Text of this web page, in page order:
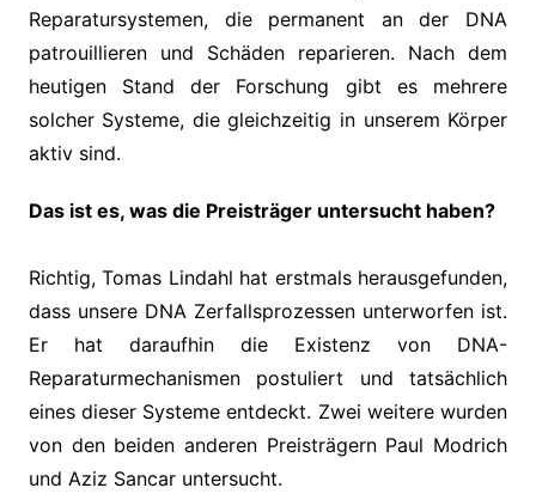
Reparatursystemen, die permanent an der DNA
patrouillieren und Schäden reparieren. Nach dem
heutigen Stand der Forschung gibt es mehrere
solcher Systeme, die gleichzeitig in unserem Körper
aktiv sind.
Das ist es, was die Preisträger untersucht haben?
Richtig, Tomas Lindahl hat erstmals herausgefunden,
dass unsere DNA Zerfallsprozessen unterworfen ist.
Er hat daraufhin die Existenz von DNA-
Reparaturmechanismen postuliert und tatsächlich
eines dieser Systeme entdeckt. Zwei weitere wurden
von den beiden anderen Preisträgern Paul Modrich
und Aziz Sancar untersucht.